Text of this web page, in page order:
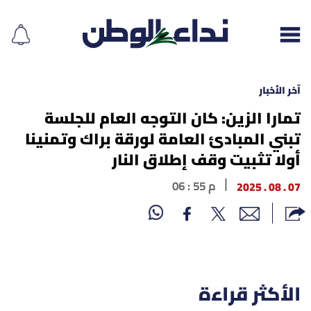
إقرأ الجريدة
لبنان
الغلاف
محليات
آخر الأخبار
تمارا الزين: كان التوجه العام للجلسة
تبني المبادئ العامة لورقة براك وتمنينا
أولا تثبيت وقف إطلاق النار
07 . 08 . 2025 06 : 55 م
الأكثر قراءة